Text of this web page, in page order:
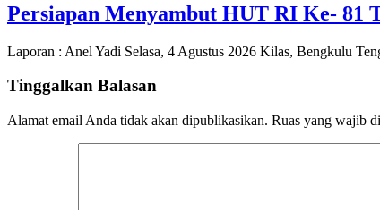
Persiapan Menyambut HUT RI Ke- 81
Laporan : Anel Yadi Selasa, 4 Agustus 2026 Kilas, Bengkulu
Tinggalkan Balasan
Alamat email Anda tidak akan dipublikasikan. Ruas yang wajib